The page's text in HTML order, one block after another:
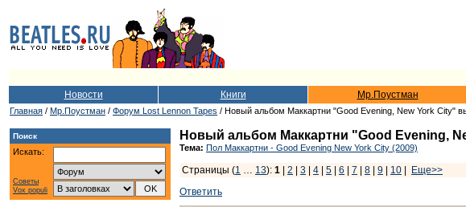
Новости Книги Мр.Поустман
Главная / Мр.Поустман / Форум Lost Lennon Tapes / Новый альбом Маккартни "Good Evening, New York City"
Поиск
Искать:
Советы
Vox populi
Новый альбом Маккартни "Good Evening,
Тема: Пол Маккартни - Good Evening New York City (2009)
Страницы (1 … 13): 1 2 3 4 5 6 7 8 9 10
Еще>>
Ответить